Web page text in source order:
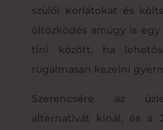
szülői korlátokat és
öltözködés amúgy is
tini között, ha
rugalmasan kezelni
Szerencsére az
alternatívát kínál, és a